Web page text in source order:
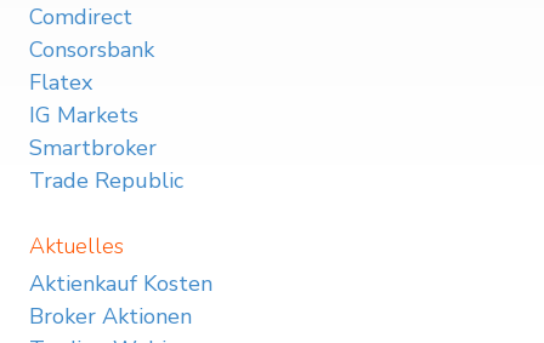
Comdirect
Consorsbank
Flatex
IG Markets
Smartbroker
Trade Republic
Aktuelles
Aktienkauf Kosten
Broker Aktionen